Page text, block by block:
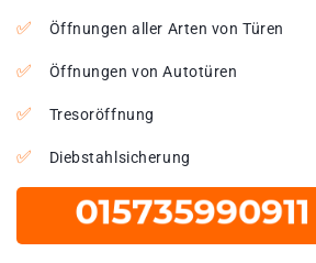
Öffnungen aller Arten von Türen
Öffnungen von Autotüren
Tresoröffnung
Diebstahlsicherung